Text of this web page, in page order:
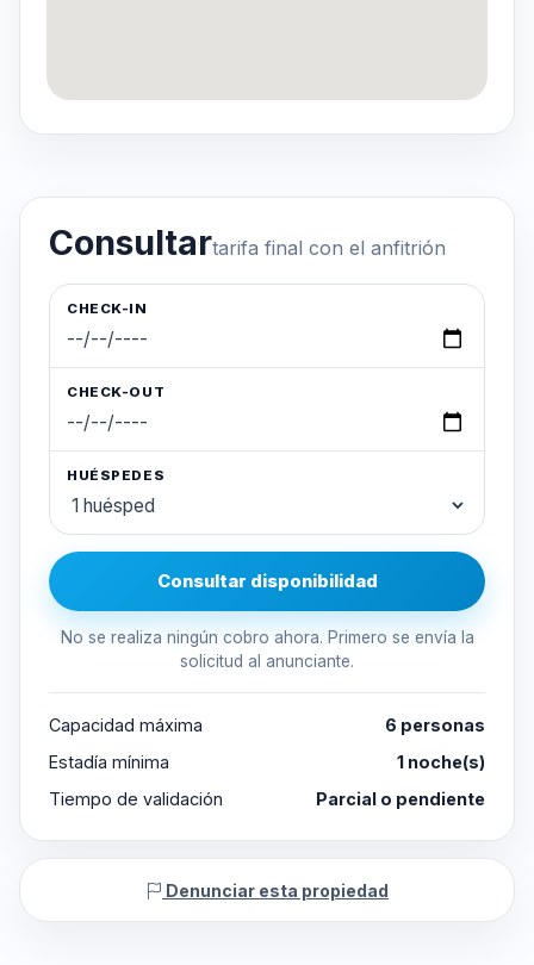
Consultartarifa final con el anfitrión
CHECK-IN
CHECK-OUT
HUÉSPEDES
Consultar disponibilidad
No se realiza ningún cobro ahora. Primero se envía la
solicitud al anunciante.
Capacidad máxima
6 personas
Estadía mínima
1 noche(s)
Tiempo de validación
Parcial o pendiente
Denunciar esta propiedad